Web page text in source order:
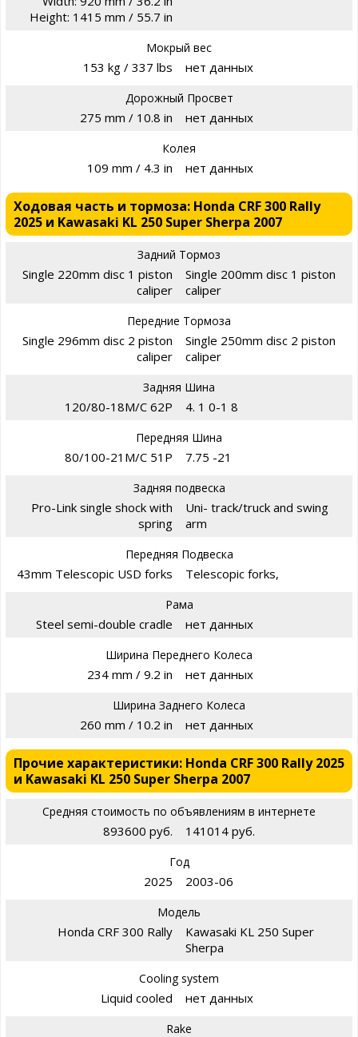
Height: 1415 mm / 55.7 in
Мокрый вес
153 kg / 337 lbs нет данных
Дорожный Просвет
275 mm / 10.8 in нет данных
Колея
109 mm / 4.3 in нет данных
Ходовая часть и тормоза: Honda CRF 300 Rally
2025 и Kawasaki KL 250 Super Sherpa 2007
Задний Тормоз
Single 220mm disc 1 piston
caliper
Single 200mm disc 1 piston
caliper
Передние Тормоза
Single 296mm disc 2 piston
caliper
Single 250mm disc 2 piston
caliper
Задняя Шина
120/80-18M/C 62P 4. 1 0-1 8
Передняя Шина
80/100-21M/C 51P 7.75 -21
Задняя подвеска
Pro-Link single shock with
spring
Uni- track/truck and swing
arm
Передняя Подвеска
43mm Telescopic USD forks Telescopic forks,
Рама
Steel semi-double cradle нет данных
Ширина Переднего Колеса
234 mm / 9.2 in нет данных
Ширина Заднего Колеса
260 mm / 10.2 in нет данных
Прочие характеристики: Honda CRF 300 Rally 2025
и Kawasaki KL 250 Super Sherpa 2007
Средняя стоимость по объявлениям в интернете
893600 руб. 141014 руб.
Год
2025 2003-06
Модель
Honda CRF 300 Rally
Kawasaki KL 250 Super
Sherpa
Cooling system
Liquid cooled нет данных
Rake